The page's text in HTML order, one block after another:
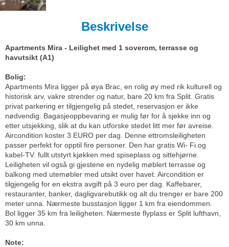
Beskrivelse
Apartments Mira - Leilighet med 1 soverom, terrasse og
havutsikt (A1)
Bolig:
Apartments Mira ligger på øya Brac, en rolig øy med rik kulturell og
historisk arv, vakre strender og natur, bare 20 km fra Split. Gratis
privat parkering er tilgjengelig på stedet, reservasjon er ikke
nødvendig. Bagasjeoppbevaring er mulig før for å sjekke inn og
etter utsjekking, slik at du kan utforske stedet litt mer før avreise.
Aircondition koster 3 EURO per dag. Denne ettromsleiligheten
passer perfekt for opptil fire personer. Den har gratis Wi- Fi og
kabel-TV. fullt utstyrt kjøkken med spiseplass og sittehjørne.
Leiligheten vil også gi gjestene en nydelig møblert terrasse og
balkong med utemøbler med utsikt over havet. Aircondition er
tilgjengelig for en ekstra avgift på 3 euro per dag. Kaffebarer,
restauranter, banker, dagligvarebutikk og alt du trenger er bare 200
meter unna. Nærmeste busstasjon ligger 1 km fra eiendommen.
Bol ligger 35 km fra leiligheten. Nærmeste flyplass er Split lufthavn,
30 km unna.
Note: